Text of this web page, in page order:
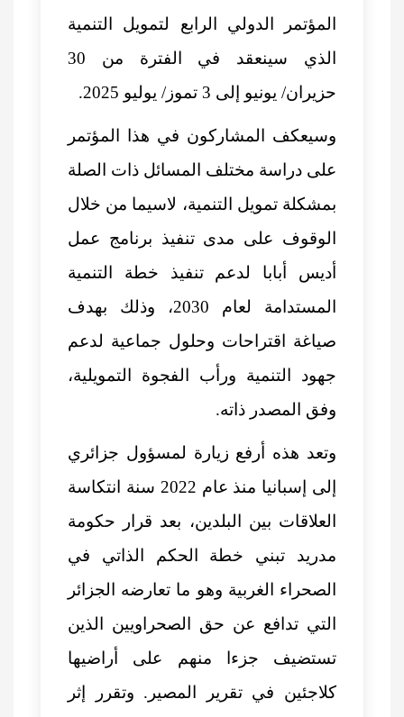
المؤتمر الدولي الرابع لتمويل التنمية
الذي سينعقد في الفترة من 30
حزيران/ يونيو إلى 3 تموز/ يوليو 2025.
وسيعكف المشاركون في هذا المؤتمر
على دراسة مختلف المسائل ذات الصلة
بمشكلة تمويل التنمية، لاسيما من خلال
الوقوف على مدى تنفيذ برنامج عمل
أديس أبابا لدعم تنفيذ خطة التنمية
المستدامة لعام 2030، وذلك بهدف
صياغة اقتراحات وحلول جماعية لدعم
جهود التنمية ورأب الفجوة التمويلية،
وفق المصدر ذاته.
وتعد هذه أرفع زيارة لمسؤول جزائري
إلى إسبانيا منذ عام 2022 سنة
انتكاسة
العلاقات بين البلدين، بعد قرار حكومة
مدريد تبني خطة
الحكم الذاتي في
الصحراء الغربية وهو ما تعارضه الجزائر
التي تدافع عن حق الصحراويين الذين
تستضيف جزءا منهم على أراضيها
كلاجئين في تقرير المصير. وتقرر إثر